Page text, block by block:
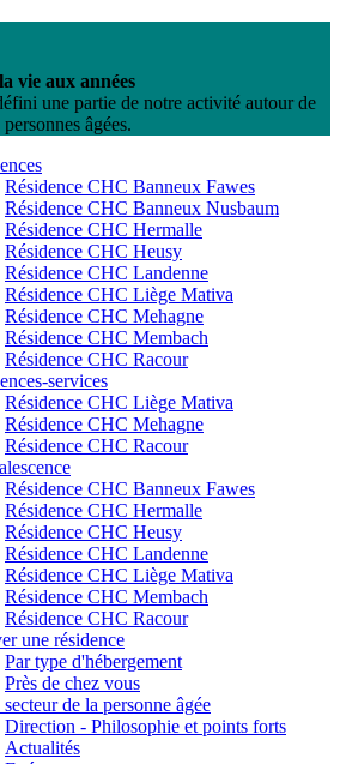
vie aux années
une partie de notre activité autour de
âgées.
Résidence CHC Banneux Fawes
Résidence CHC Banneux Nusbaum
Résidence CHC Hermalle
Résidence CHC Heusy
Résidence CHC Landenne
Résidence CHC Liège Mativa
Résidence CHC Mehagne
Résidence CHC Membach
Résidence CHC Racour
services
Résidence CHC Liège Mativa
Résidence CHC Mehagne
Résidence CHC Racour
Résidence CHC Banneux Fawes
Résidence CHC Hermalle
Résidence CHC Heusy
Résidence CHC Landenne
Résidence CHC Liège Mativa
Résidence CHC Membach
Résidence CHC Racour
une résidence
Par type d'hébergement
Près de chez vous
de la personne âgée
Direction - Philosophie et points forts
Actualités